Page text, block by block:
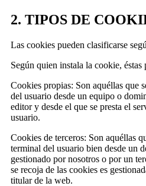
2. TIPOS DE
Las cookies pueden clasificarse
Según quien instala la cookie, éstas
Cookies propias: Son aquéllas que
del usuario desde un equipo o
editor y desde el que se presta el
usuario.
Cookies de terceros: Son aquéllas
terminal del usuario bien desde un
gestionado por nosotros o por un
se recoja de las cookies es
titular de la web.